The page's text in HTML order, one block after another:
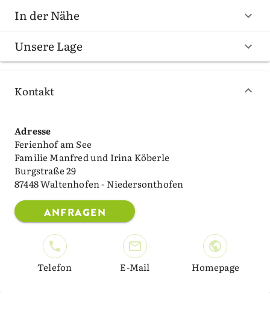
In der Nähe
Unsere Lage
Kontakt
Adresse
Ferienhof am See
Familie Manfred und Irina Köberle
Burgstraße 29
87448 Waltenhofen - Niedersonthofen
ANFRAGEN
Telefon E-Mail Homepage